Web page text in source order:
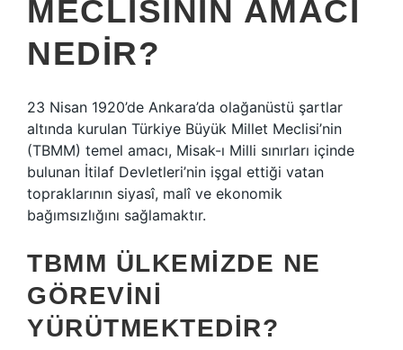
MECLISININ AMACI
NEDIR?
23 Nisan 1920’de Ankara’da olağanüstü şartlar
altında kurulan Türkiye Büyük Millet Meclisi’nin
(TBMM) temel amacı, Misak-ı Milli sınırları içinde
bulunan İtilaf Devletleri’nin işgal ettiği vatan
topraklarının siyasî, malî ve ekonomik
bağımsızlığını sağlamaktır.
TBMM ÜLKEMIZDE NE
GÖREVINI
YÜRÜTMEKTEDIR?